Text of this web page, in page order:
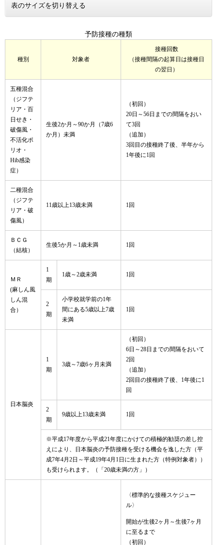
表のサイズを切り替える
予防接種の種類
種別 対象者
接種回数
（接種間隔の起算日は接種日
の翌日）
五種混合
（ジフテ
リア・百
日せき・
破傷風・
不活化ポ
リオ・
Hib感染
症）
生後2か月～90か月（7歳6
か月）未満
（初回）
20日～56日までの間隔をおい
て3回
（追加）
3回目の接種終了後、半年から
1年後に1回
二種混合
（ジフテ
リア・破
傷風）
11歳以上13歳未満 1回
ＢＣＧ
（結核）
生後5か月～1歳未満 1回
ＭＲ
(麻しん風
しん混
合）
1
期
1歳～2歳未満 1回
2
期
小学校就学前の1年
間にある5歳以上7歳
未満
1回
日本脳炎
1
期
3歳～7歳6ヶ月未満
（初回）
6日～28日までの間隔をおいて
2回
（追加）
2回目の接種終了後、1年後に1
回
2
期
9歳以上13歳未満 1回
※平成17年度から平成21年度にかけての積極的勧奨の差し控
えにより、日本脳炎の予防接種を受ける機会を逸した方（平
成7年4月2日～平成19年4月1日に生まれた方（特例対象者））
も受けられます。（「20歳未満の方」）
〈標準的な接種スケジュー
ル〉
開始が生後2ヶ月～生後7ヶ月
に至るまで
（初回）